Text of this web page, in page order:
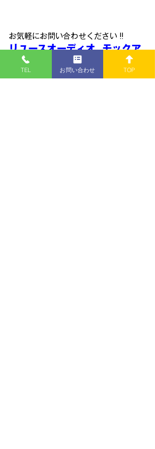
お気軽にお問い合わせください !!
リユースオーディオ  モックア
ップ
〒950-0324新潟市江南区酒屋町182-
TEL お問い合わせ TOP